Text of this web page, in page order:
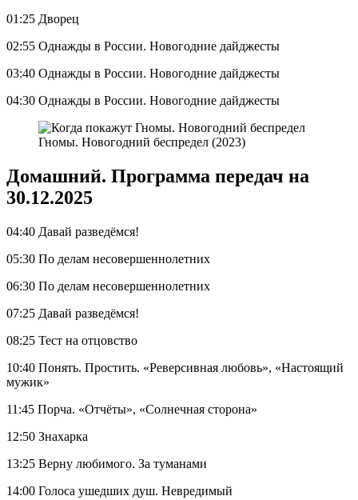
01:25 Дворец
02:55 Однажды в России. Новогодние дайджесты
03:40 Однажды в России. Новогодние дайджесты
04:30 Однажды в России. Новогодние дайджесты
Гномы. Новогодний беспредел (2023)
Домашний. Программа передач на
30.12.2025
04:40 Давай разведёмся!
05:30 По делам несовершеннолетних
06:30 По делам несовершеннолетних
07:25 Давай разведёмся!
08:25 Тест на отцовство
10:40 Понять. Простить. «Реверсивная любовь», «Настоящий
мужик»
11:45 Порча. «Отчёты», «Солнечная сторона»
12:50 Знахарка
13:25 Верну любимого. За туманами
14:00 Голоса ушедших душ. Невредимый